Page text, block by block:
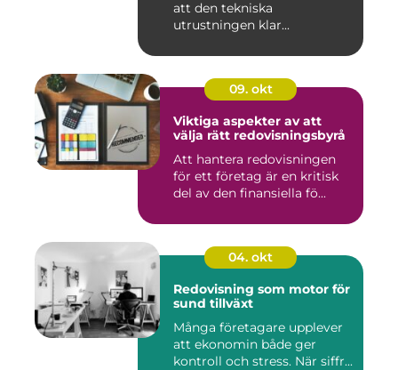
att den tekniska
utrustningen klar...
09. okt
Viktiga aspekter av att
välja rätt redovisningsbyrå
Att hantera redovisningen
för ett företag är en kritisk
del av den finansiella fö...
04. okt
Redovisning som motor för
sund tillväxt
Många företagare upplever
att ekonomin både ger
kontroll och stress. När siffr...